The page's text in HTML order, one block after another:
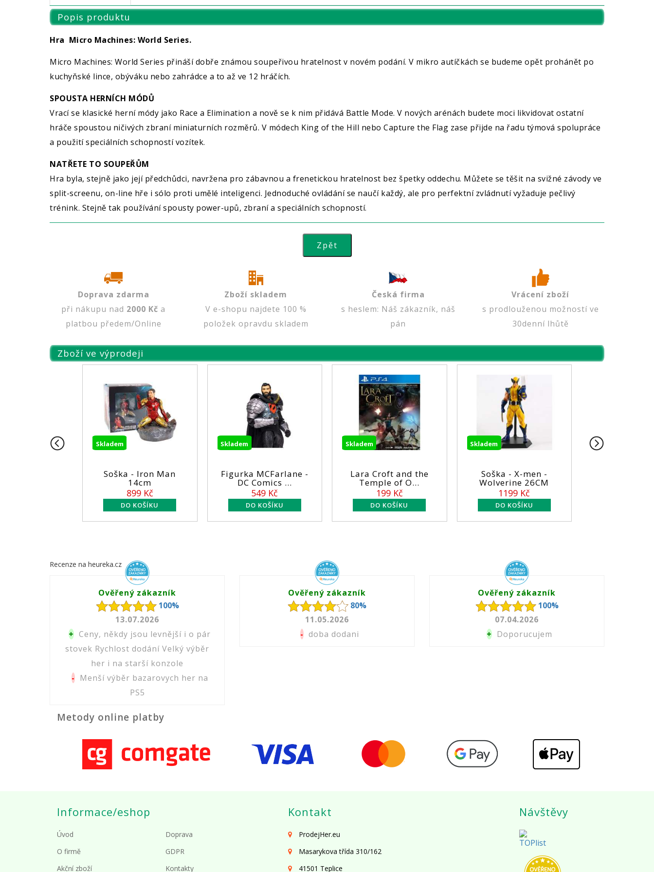
Popis produktu
Hra Micro Machines: World Series.
Micro Machines: World Series přináší dobře známou soupeřivou hratelnost v novém podání. V mikro autíčkách se budeme opět prohánět po
kuchyňské lince, obýváku nebo zahrádce a to až ve 12 hráčích.
SPOUSTA HERNÍCH MÓDŮ
Vrací se klasické herní módy jako Race a Elimination a nově se k nim přidává Battle Mode. V nových arénách budete moci likvidovat ostatní
hráče spoustou ničivých zbraní miniaturních rozměrů. V módech King of the Hill nebo Capture the Flag zase přijde na řadu týmová spolupráce
a použití speciálních schopností vozítek.
NATŘETE TO SOUPEŘŮM
Hra byla, stejně jako její předchůdci, navržena pro zábavnou a frenetickou hratelnost bez špetky oddechu. Můžete se těšit na svižné závody ve
split-screenu, on-line hře i sólo proti umělé inteligenci. Jednoduché ovládání se naučí každý, ale pro perfektní zvládnutí vyžaduje pečlivý
trénink. Stejně tak používání spousty power-upů, zbraní a speciálních schopností.
Doprava zdarma
při nákupu nad 2000 Kč a
platbou předem/Online
Zboží skladem
V e-shopu najdete 100 %
položek opravdu skladem
Česká firma
s heslem: Náš zákazník, náš
pán
Vrácení zboží
s prodlouženou možností ve
30denní lhůtě
Zboží ve výprodeji
Skladem
Soška - Iron Man
14cm
899 Kč
Skladem
Figurka MCFarlane -
DC Comics ...
549 Kč
Skladem
Lara Croft and the
Temple of O...
199 Kč
Skladem
Soška - X-men -
Wolverine 26CM
1199 Kč
Skladem
Recenze na heureka.cz
Ověřený zákazník
100%
13.07.2026
+ Ceny, někdy jsou levnější i o pár
stovek Rychlost dodání Velký výběr
her i na starší konzole
-Menší výběr bazarovych her na
PS5
Ověřený zákazník
80%
11.05.2026
-doba dodani
Ověřený zákazník
100%
07.04.2026
+Doporucujem
Metody online platby
Informace/eshop
Úvod
O firmě
Akční zboží
Doprava
GDPR
Kontakty
Kontakt
ProdejHer.eu
Masarykova třída 310/162
41501 Teplice
Návštěvy